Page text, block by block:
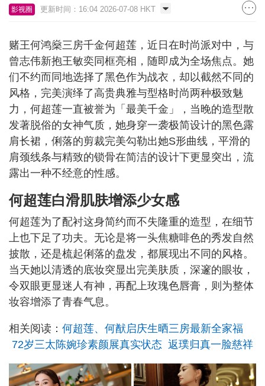
影视圈 更新时间：16:04 2026-07-08 HKT
赌王何鸿燊三房千金何超莲，近日在时尚派对中，与
曾志伟新抱王敏奕同框亮相，随即成为全场焦点。她
们不约而同地选择了黑色作为战衣，却以截然不同的
风格，完美演绎了高贵典雅与型格时尚两种极致魅
力，何超莲一直被誉为「最美千金」，当晚的造型散
发著脱俗的女神气质，她身穿一袭极简设计的黑色露
肩长裙，俐落的剪裁完美勾勒出她S形曲线，平滑的
肩颈线条与精致的锁骨在简洁的设计下更显突出，流
露出一种不经意的性感。
何超莲白滑肌肤增添少女感
何超莲为了配衬这身简约而不失隆重的造型，在细节
上也下足了功夫。无论是将一头焦糖啡色的秀发自然
披散，还是梳起俐落的盘发，都展现出不同的风格。
当天她以清透的底妆突显出完美肤质，深邃的眼妆，
令双眼更显迷人有神，再配上玫瑰色唇膏，则为整体
妆容增添了青春气息。
相关阅读： 何超莲、何猷启庆生晒三房最新全家福
72岁三太陈婉珍素颜展真实状态 返璞归真一脸慈祥